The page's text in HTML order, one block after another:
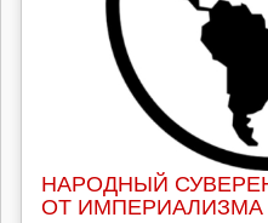
НАРОДНЫЙ
ОТ ИМПЕРИАЛИЗМА